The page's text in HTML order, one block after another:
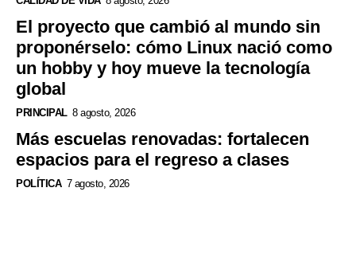
El proyecto que cambió al mundo sin
proponérselo: cómo Linux nació como
un hobby y hoy mueve la tecnología
global
PRINCIPAL 8 agosto, 2026
Más escuelas renovadas: fortalecen
espacios para el regreso a clases
POLÍTICA 7 agosto, 2026